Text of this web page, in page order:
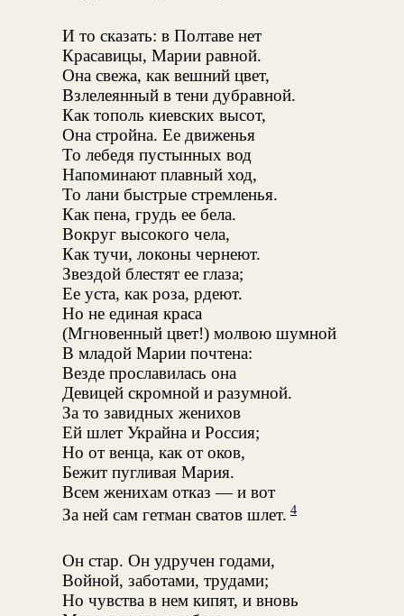
И то сказать: в Полтаве нет
Красавицы, Марии равной.
Она свежа, как вешний цвет,
Взлелеянный в тени дубравной.
Как тополь киевских высот,
Она стройна. Ее движенья
То лебедя пустынных вод
Напоминают плавный ход,
То лани быстрые стремленья.
Как пена, грудь ее бела.
Вокруг высокого чела,
Как тучи, локоны чернеют.
Звездой блестят ее глаза;
Ее уста, как роза, рдеют.
Но не единая краса
(Мгновенный цвет!) молвою шумной
В младой Марии почтена:
Везде прославилась она
Девицей скромной и разумной.
За то завидных женихов
Ей шлет Украйна и Россия;
Но от венца, как от оков,
Бежит пугливая Мария.
Всем женихам отказ — и вот
За ней сам гетман сватов шлет. 4
Он стар. Он удручен годами,
Войной, заботами, трудами;
Но чувства в нем кипят, и вновь